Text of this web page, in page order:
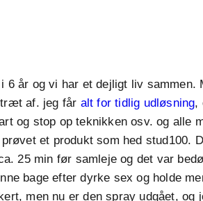
år og vi har et dejligt liv sammen.
træt af. jeg får alt for tidlig udløsning,
og stop op teknikken osv. og alle
et produkt som hed stud100.
25 min før samleje og det var
bage efter dyrke sex og holde
men nu er den spray udgået, og